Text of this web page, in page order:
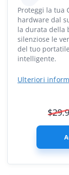
Proteggi la tua
hardware dal
la durata della
silenziose le
del tuo
intelligente.
Ulteriori
$